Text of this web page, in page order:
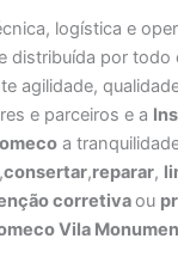
logística e
distribuída por todo
agilidade,
e parceiros e a
a
,consertar,reparar,
corretivaou
Vila